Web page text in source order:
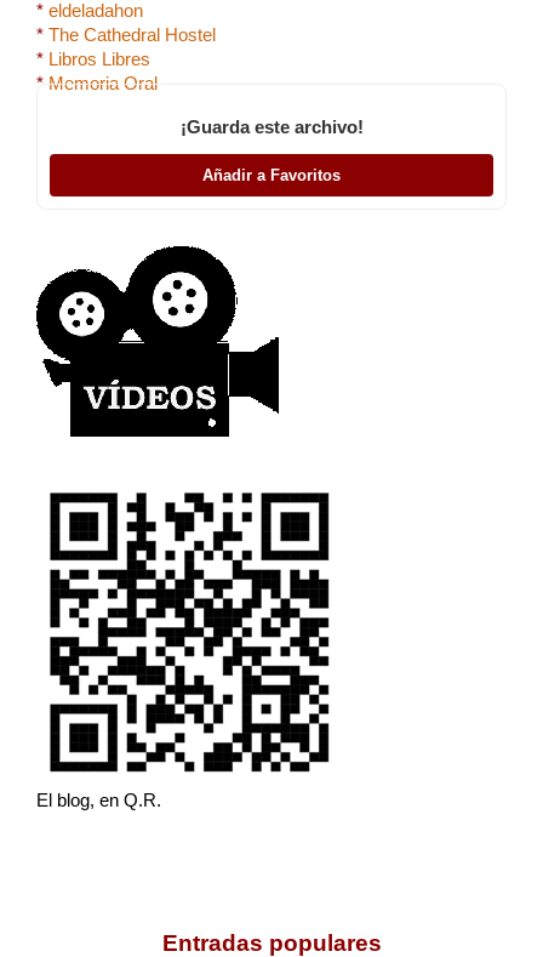
* eldeladahon
* The Cathedral Hostel
* Libros Libres
* Memoria Oral
¡Guarda este archivo!
Añadir a Favoritos
El blog, en Q.R.
Entradas populares